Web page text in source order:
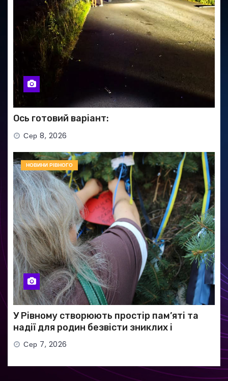
Ось готовий варіант:
Сер 8, 2026
НОВИНИ РІВНОГО
У Рівному створюють простір пам’яті та
надії для родин безвісти зниклих і
полонених військових
Сер 7, 2026